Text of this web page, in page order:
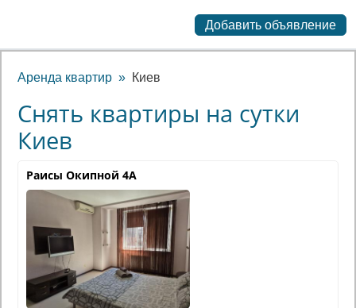
Добавить объявление
Аренда квартир Киев
Снять квартиры на сутки
Киев
Раисы Окипной 4А